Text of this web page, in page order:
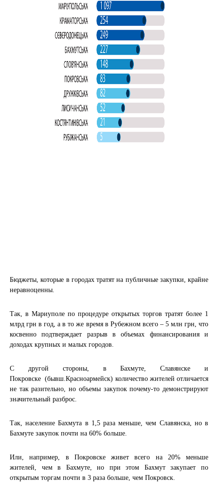
Бюджеты, которые в городах тратят на публичные закупки, крайне
неравноценны.
Так, в Мариуполе по процедуре открытых торгов тратят более 1
млрд грн в год, а в то же время в Рубежном всего – 5 млн грн, что
косвенно подтверждает разрыв в объемах финансирования и
доходах крупных и малых городов.
С другой стороны, в Бахмуте, Славянске и
Покровске (бывш.Красноармейск) количество жителей отличается
не так разительно, но объемы закупок почему-то демонстрируют
значительный разброс.
Так, население Бахмута в 1,5 раза меньше, чем Славянска, но в
Бахмуте закупок почти на 60% больше.
Или, например, в Покровске живет всего на 20% меньше
жителей, чем в Бахмуте, но при этом Бахмут закупает по
открытым торгам почти в 3 раза больше, чем Покровск.